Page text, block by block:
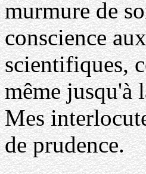
murmure de
conscience
scientifiques,
même jusqu'à
Mes
de prudence.